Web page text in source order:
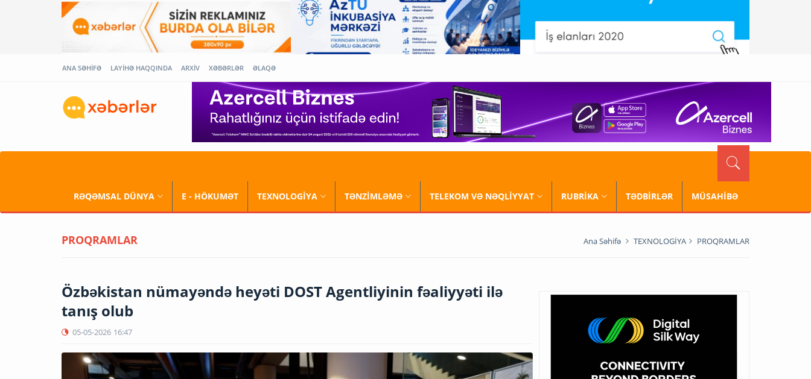
ANA SƏHİFƏ LAYİHƏ HAQQINDA ARXİV XƏBƏRLƏR ƏLAQƏ
RƏQƏMSAL DÜNYA E - HÖKUMƏT TEXNOLOGİYA TƏNZİMLƏMƏ TELEKOM VƏ NƏQLİYYAT RUBRİKA TƏDBİRLƏR MÜSAHİBƏ
PROQRAMLAR Ana Səhifə TEXNOLOGİYA PROQRAMLAR
Özbəkistan nümayəndə heyəti DOST Agentliyinin fəaliyyəti ilə
tanış olub
05-05-2026 16:47